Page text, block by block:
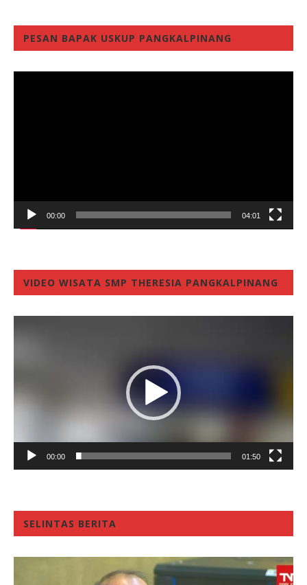
PESAN BAPAK USKUP PANGKALPINANG
00:00 04:01
VIDEO WISATA SMP THERESIA PANGKALPINANG
00:00 01:50
SELINTAS BERITA